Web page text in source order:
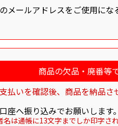
メールアドレスをご使用に
商品の欠品・廃番等
払いを確認後、商品を納品さ
座へ振り込みでお願いします。
は通帳に13文字までしか印字さ